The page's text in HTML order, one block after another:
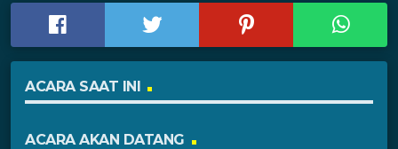
ACARA SAAT INI
ACARA AKAN DATANG